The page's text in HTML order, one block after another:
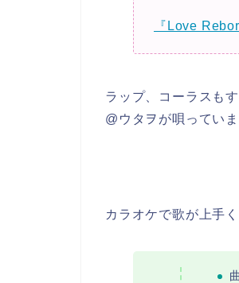
『Love
ラップ、コーラスも
@ウタヲが唄っていま
カラオケで歌が上手